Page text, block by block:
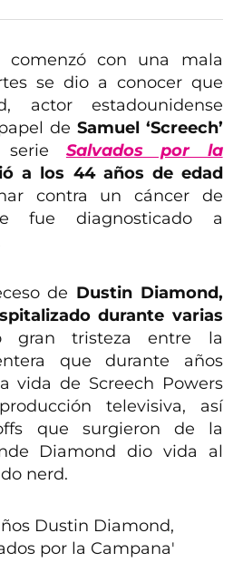
comenzó con una mala
se dio a conocer que
actor estadounidense
de Samuel ‘Screech’
Salvados por la
a los 44 años de edad
contra un cáncer de
fue diagnosticado a
de Dustin Diamond,
durante varias
gran tristeza entre la
que durante años
vida de Screech Powers
televisiva, así
que surgieron de la
Diamond dio vida al
nerd.